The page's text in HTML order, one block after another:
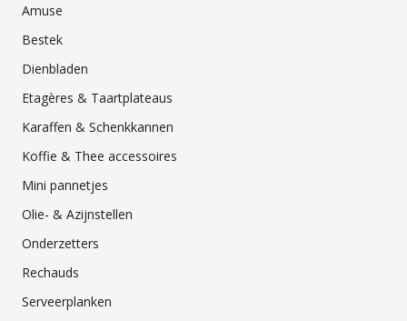
Amuse
Bestek
Dienbladen
Etagères & Taartplateaus
Karaffen & Schenkkannen
Koffie & Thee accessoires
Mini pannetjes
Olie- & Azijnstellen
Onderzetters
Rechauds
Serveerplanken